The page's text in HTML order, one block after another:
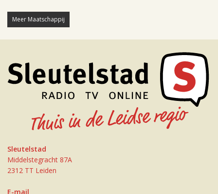
Meer Maatschappij
Sleutelstad
Middelstegracht 87A
2312 TT Leiden
E-mail